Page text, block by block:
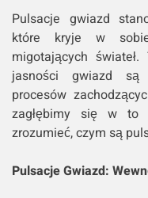
Pulsacje gwiazd
które kryje w
migotających
jasności gwiazd są
procesów
zagłębimy się w to
zrozumieć, czym są
Pulsacje Gwiazd: